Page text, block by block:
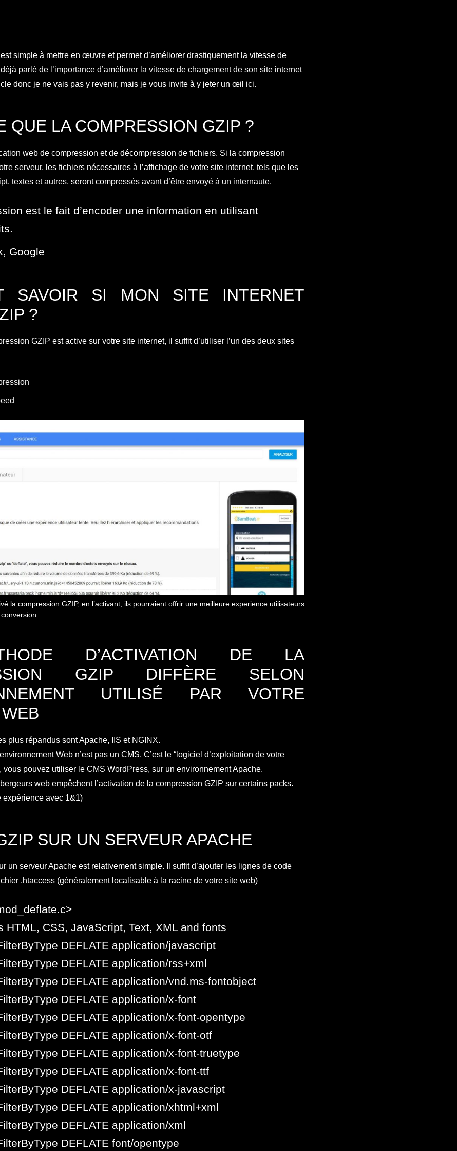
simple à mettre en œuvre et permet d’améliorer drastiquement la vitesse de
parlé de l’importance d’améliorer la vitesse de chargement de son site internet
donc je ne vais pas y revenir, mais je vous invite à y jeter un œil ici.
QUE LA COMPRESSION GZIP ?
web de compression et de décompression de fichiers. Si la compression
serveur, les fichiers nécessaires à l’affichage de votre site internet, tels que les
textes et autres, seront compressés avant d’être envoyé à un internaute.
est le fait d’encoder une information en utilisant
, Google
SAVOIR SI MON SITE INTERNET
?
GZIP est active sur votre site internet, il suffit d’utiliser l’un des deux sites
la compression GZIP, en l’activant, ils pourraient offrir une meilleure experience utilisateurs
D’ACTIVATION DE LA
GZIP DIFFÈRE SELON
UTILISÉ PAR VOTRE
plus répandus sont Apache, IIS et NGINX.
Web n’est pas un CMS. C’est le “logiciel d’exploitation de votre
vous pouvez utiliser le CMS WordPress, sur un environnement Apache.
web empêchent l’activation de la compression GZIP sur certains packs.
expérience avec 1&1)
SUR UN SERVEUR APACHE
un serveur Apache est relativement simple. Il suffit d’ajouter les lignes de code
.htaccess (généralement localisable à la racine de votre site web)
HTML, CSS, JavaScript, Text, XML and fonts
DEFLATE application/javascript
DEFLATE application/rss+xml
DEFLATE application/vnd.ms-fontobject
DEFLATE application/x-font
DEFLATE application/x-font-opentype
DEFLATE application/x-font-otf
DEFLATE application/x-font-truetype
DEFLATE application/x-font-ttf
DEFLATE application/x-javascript
DEFLATE application/xhtml+xml
DEFLATE application/xml
DEFLATE font/opentype